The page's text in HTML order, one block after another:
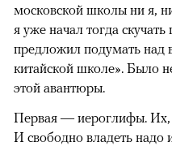
московской школы ни я,
я уже начал тогда
предложил подумать над
китайской школе». Было
этой авантюры.
Первая — иероглифы. Их,
И свободно владеть надо